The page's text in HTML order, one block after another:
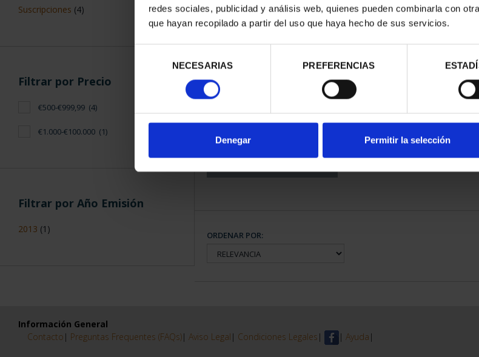
redes sociales, publicidad y análisis web, quienes pueden combinarla con
que hayan recopilado a partir del uso que haya hecho de sus servicios.
consentimiento
NECESARIAS PREFERENCIAS
Denegar Permitir la selección
Suscripciones (4)
Filtrar por Precio
€500-€999,99 (4)
€1.000-€100.000 (1)
Filtrar por Año Emisión
2013 (1)
COLECCION COMPLET...
ORDENAR POR:
Información General
Contacto | Preguntas Frequentes (FAQs)| Aviso Legal | Condiciones Legales | | Ayuda |